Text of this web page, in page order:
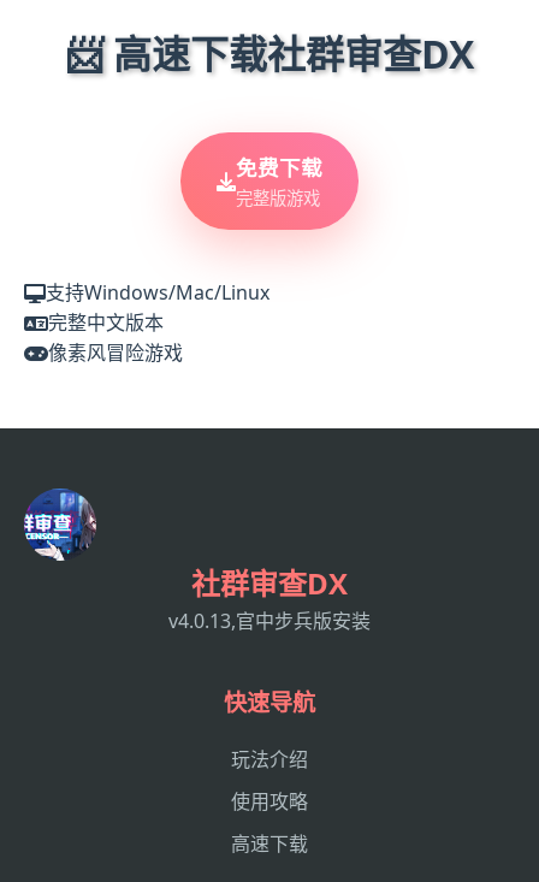
📨 高速下载社群审查DX
免费下载
完整版游戏
支持Windows/Mac/Linux
完整中文版本
像素风冒险游戏
社群审查DX
v4.0.13,官中步兵版安装
快速导航
玩法介绍
使用攻略
高速下载